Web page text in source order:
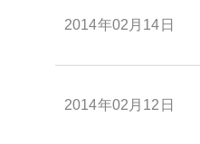
2014年02月14日
2014年02月12日